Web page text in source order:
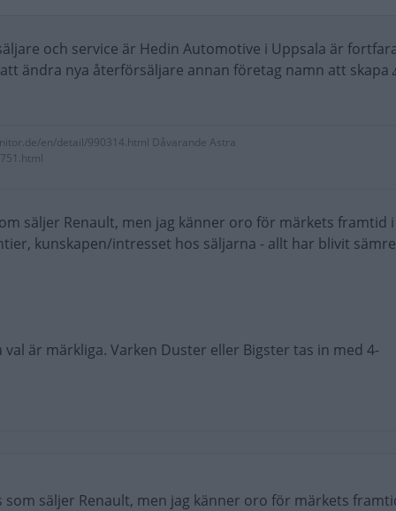
och service är Hedin Automotive i Uppsala är
ändra nya återförsäljare annan företag namn att skapa
en/detail/990314.html Dåvarande Astra
säljer Renault, men jag känner oro för märkets framtid i
kunskapen/intresset hos säljarna - allt har blivit sämre
val är märkliga. Varken Duster eller Bigster tas in med 4-
som säljer Renault, men jag känner oro för märkets